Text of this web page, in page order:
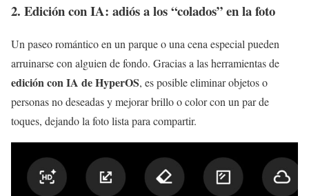
2. Edición con IA: adiós a los “colados” en la foto
Un paseo romántico en un parque o una cena especial pueden
arruinarse con alguien de fondo. Gracias a las herramientas de
edición con IA de HyperOS, es posible eliminar objetos o
personas no deseadas y mejorar brillo o color con un par de
toques, dejando la foto lista para compartir.